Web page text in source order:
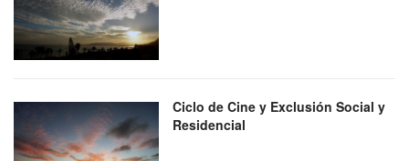
Ciclo de Cine y Exclusión Social y
Residencial